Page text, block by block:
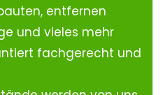
entfernen
und vieles mehr
fachgerecht und